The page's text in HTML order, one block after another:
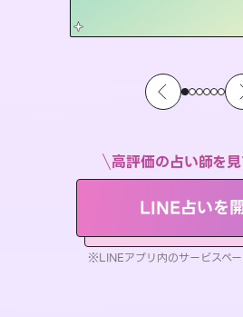
高評価の占い師を
LINE占いを
※LINEアプリ内のサービスペ